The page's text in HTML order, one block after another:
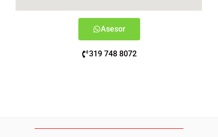
Asesor
319 748 8072